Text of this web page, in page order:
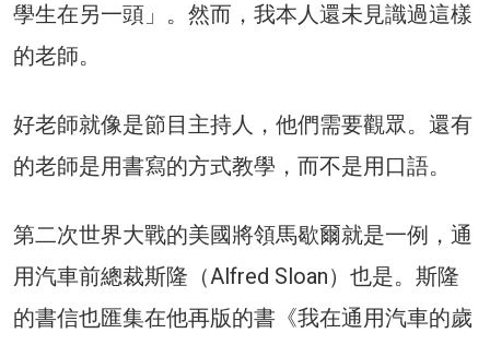
學生在另一頭」。然而，我本人還未見識過這樣
的老師。
好老師就像是節目主持人，他們需要觀眾。還有
的老師是用書寫的方式教學，而不是用口語。
第二次世界大戰的美國將領馬歇爾就是一例，通
用汽車前總裁斯隆（Alfred Sloan）也是。斯隆
的書信也匯集在他再版的書《我在通用汽車的歲